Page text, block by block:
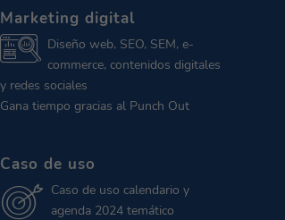
Marketing digital
Diseño web, SEO, SEM, e-
commerce, contenidos digitales
y redes sociales
Gana tiempo gracias al Punch Out
Caso de uso
Caso de uso calendario y
agenda 2024 temático